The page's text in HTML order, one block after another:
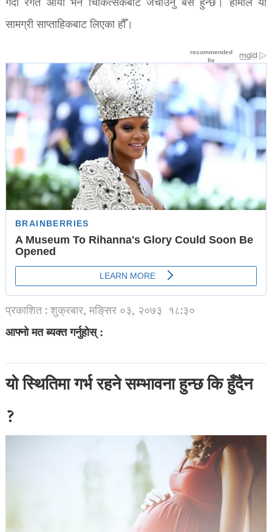
सामग्री साप्ताहिकबाट लिएका हौँ।
प्रकाशित : शुक्रबार, मङि्सर ०३, २०७३ १८:३०
आफ्नो मत ब्यक्त गर्नुहोस् :
यो स्थितिमा गर्भ रहने सम्भावना हुन्छ कि हुँदैन
?